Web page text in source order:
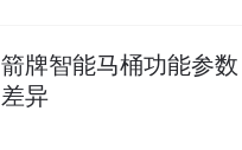
箭牌智能马桶功能参
差异